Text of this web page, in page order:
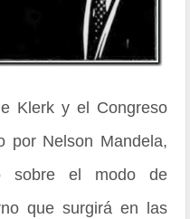
Klerk y el Congreso
por Nelson Mandela,
sobre el modo de
que surgirá en las